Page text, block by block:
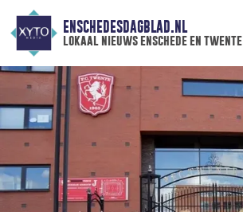
ENSCHEDESDAGBLAD.NL
lokaal nieuws enschede en twente